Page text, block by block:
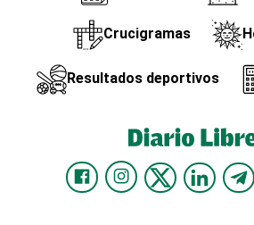
Crucigramas
Resultados deportivos